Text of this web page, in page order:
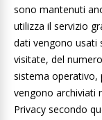
sono mantenuti
utilizza il servizio
dati vengono usati
visitate, del
sistema operativo,
vengono archiviati
Privacy secondo